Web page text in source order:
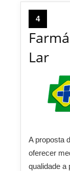
4
Lar
A proposta
oferecer
qualidade a